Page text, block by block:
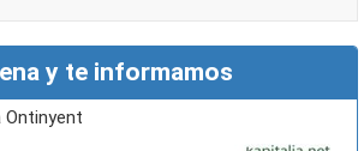
y te informamos
Ontinyent